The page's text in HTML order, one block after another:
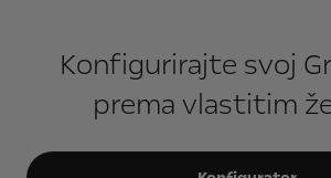
Konfigurirajte svoj
prema vlastitim